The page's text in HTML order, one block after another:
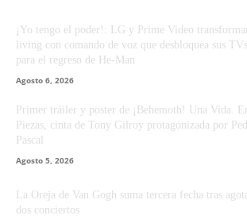
¡Yo tengo el poder!: LG y Prime Video
living con comando de voz que desbloquea sus TVs
para el regreso de He-Man
Agosto 6, 2026
Primer tráiler y poster de ¡Behemoth! Una Vida.
Piezas, cinta de Tony Gilroy protagonizada por
Pascal
Agosto 5, 2026
La Oreja de Van Gogh suma tercera fecha tras
dos conciertos